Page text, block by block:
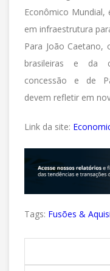
Econômico Mundial,
em infraestrutura
Para João Caetano,
brasileiras e da
concessão e de
devem refletir em
Link da site:
Tags: Fusões &